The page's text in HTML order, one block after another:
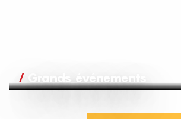
Grands événements